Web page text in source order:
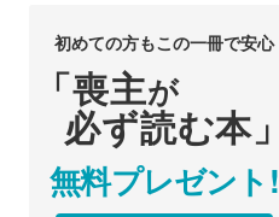
初めての方もこの一冊で安心
「喪主が
必ず読む本」
無料プレゼント!